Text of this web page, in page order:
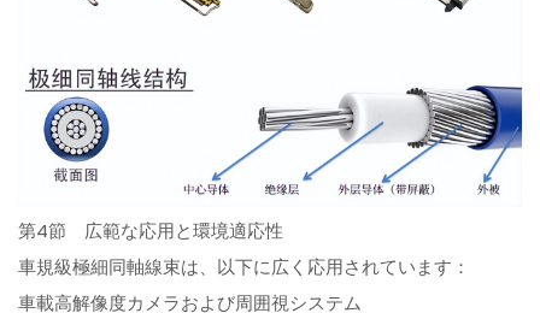
第4節 広範な応用と環境適応性
車規級極細同軸線束は、以下に広く応用されています：
車載高解像度カメラおよび周囲視システム